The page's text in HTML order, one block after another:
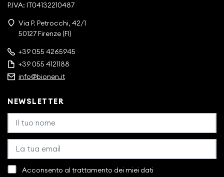
P.IVA: IT04132210487
Via P. Petrocchi, 42/1
50127 Firenze (FI)
+39 055 4265945
+39 055 4121188
info@bionen.it
NEWSLETTER
Acconsento al trattamento dei miei dati